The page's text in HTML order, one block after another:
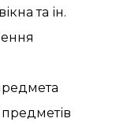
та ін.
предметів